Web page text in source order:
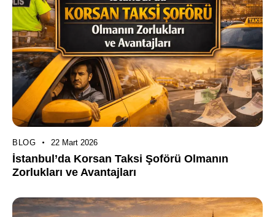
BLOG 22 Mart 2026
İstanbul’da Korsan Taksi Şoförü Olmanın
Zorlukları ve Avantajları